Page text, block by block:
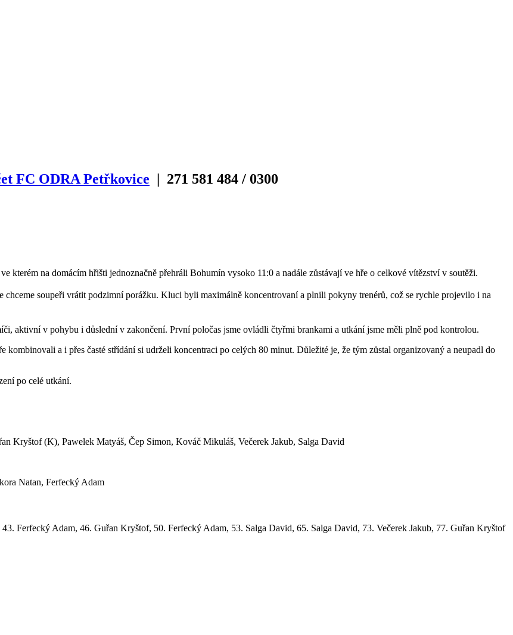
FC ODRA Petřkovice | 271 581 484 / 0300
kterém na domácím hřišti jednoznačně přehráli Bohumín vysoko 11:0 a nadále zůstávají ve hře o celkové vítězství v soutěži.
soupeři vrátit podzimní porážku. Kluci byli maximálně koncentrovaní a plnili pokyny trenérů, což se rychle projevilo i na
aktivní v pohybu i důslední v zakončení. První poločas jsme ovládli čtyřmi brankami a utkání jsme měli plně pod kontrolou.
a i přes časté střídání si udrželi koncentraci po celých 80 minut. Důležité je, že tým zůstal organizovaný a neupadl do
po celé utkání.
Kryštof (K), Pawelek Matyáš, Čep Simon, Kováč Mikuláš, Večerek Jakub, Salga David
Natan, Ferfecký Adam
Ferfecký Adam, 46. Guřan Kryštof, 50. Ferfecký Adam, 53. Salga David, 65. Salga David, 73. Večerek Jakub, 77. Guřan Kryštof